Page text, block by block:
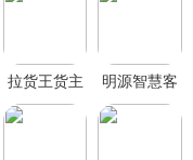
拉货王货主
版
明源智慧客
服app